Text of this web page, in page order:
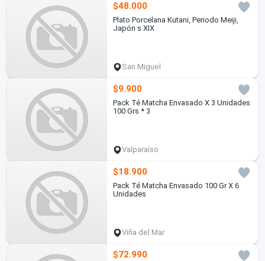
$48.000
Plato Porcelana Kutani, Periodo Meiji,
Japón s XIX
San Miguel
$9.900
Pack Té Matcha Envasado X 3 Unidades
100 Grs * 3
Valparaíso
$18.900
Pack Té Matcha Envasado 100 Gr X 6
Unidades
Viña del Mar
$72.990